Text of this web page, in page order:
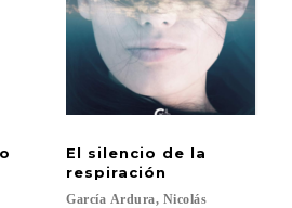
El silencio de la
respiración
García Ardura, Nicolás